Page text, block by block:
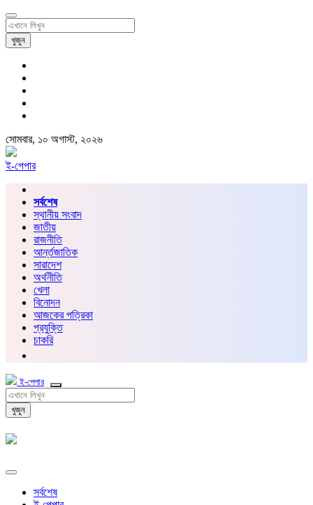
খুজুন
সোমবার, ১০ অগাস্ট, ২০২৬
ই-পেপার
সর্বশেষ
স্থানীয় সংবাদ
জাতীয়
রাজনীতি
আর্ন্তজাতিক
সারাদেশ
অর্থনীতি
খেলা
বিনোদন
আজকের পত্রিকা
প্রযুক্তি
চাকরি
ই-পেপার
খুজুন
সর্বশেষ